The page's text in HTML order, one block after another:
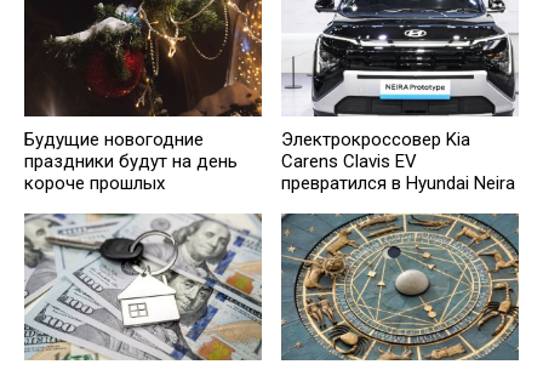
Будущие новогодние
праздники будут на день
короче прошлых
Электрокроссовер Kia
Carens Clavis EV
превратился в Hyundai Neira